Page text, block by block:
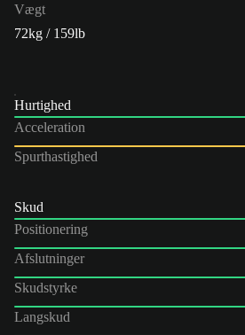
Vægt
72kg / 159lb
Hurtighed
Acceleration
Spurthastighed
Skud
Positionering
Afslutninger
Skudstyrke
Langskud